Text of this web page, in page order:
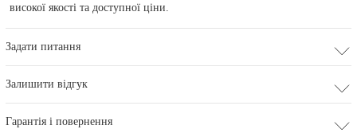
високої якості та доступної ціни.
Задати питання
Залишити відгук
Гарантія і повернення